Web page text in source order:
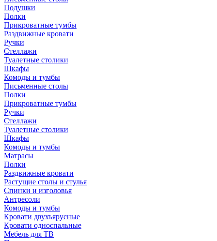
Подушки
Полки
Прикроватные тумбы
Раздвижные кровати
Ручки
Стеллажи
Туалетные столики
Шкафы
Комоды и тумбы
Письменные столы
Полки
Прикроватные тумбы
Ручки
Стеллажи
Туалетные столики
Шкафы
Комоды и тумбы
Матрасы
Полки
Раздвижные кровати
Растущие столы и стулья
Спинки и изголовья
Антресоли
Комоды и тумбы
Кровати двухъярусные
Кровати односпальные
Мебель для ТВ